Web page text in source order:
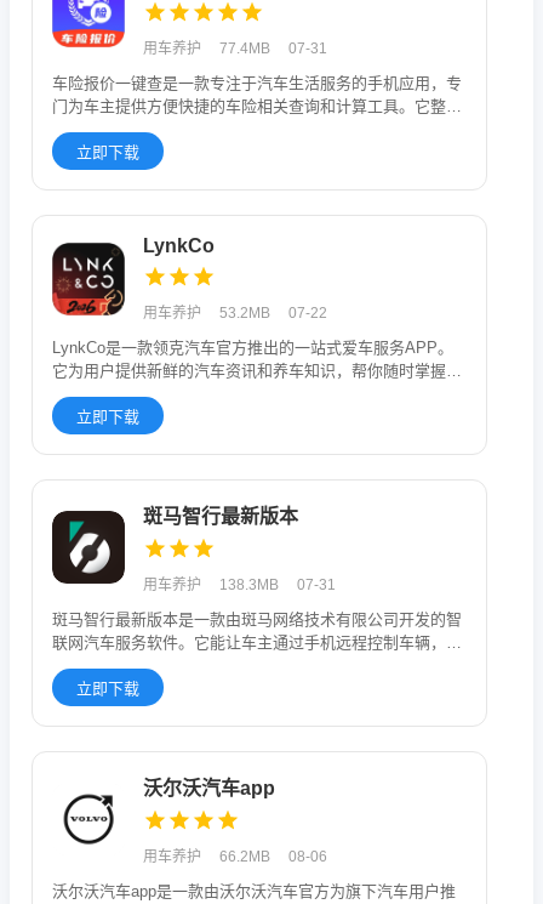
用车养护 77.4MB 07-31
车险报价一键查是一款专注于汽车生活服务的手机应用，专
门为车主提供方便快捷的车险相关查询和计算工具。它整合
了多个实用功能，
立即下载
LynkCo
用车养护 53.2MB 07-22
LynkCo是一款领克汽车官方推出的一站式爱车服务APP。
它为用户提供新鲜的汽车资讯和养车知识，帮你随时掌握车
辆状态。你
立即下载
斑马智行最新版本
用车养护 138.3MB 07-31
斑马智行最新版本是一款由斑马网络技术有限公司开发的智
联网汽车服务软件。它能让车主通过手机远程控制车辆，比
如开关空调、提前
立即下载
沃尔沃汽车app
用车养护 66.2MB 08-06
沃尔沃汽车app是一款由沃尔沃汽车官方为旗下汽车用户推